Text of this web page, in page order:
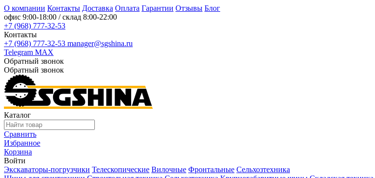
О компании Контакты Доставка Оплата Гарантии Отзывы Блог
офис 9:00-18:00 / склад 8:00-22:00
+7 (968) 777-32-53
Контакты
+7 (968) 777-32-53 manager@sgshina.ru
Telegram MAX
Обратный звонок
Обратный звонок
Каталог
Сравнить
Избранное
Корзина
Войти
Экскаваторы-погрузчики Телескопические Вилочные Фронтальные Сельхозтехника